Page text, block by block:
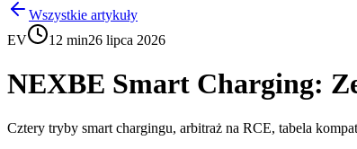
Wszystkie artykuły
EV
12 min26 lipca 2026
NEXBE Smart Charging:
Cztery tryby smart chargingu, arbitraż na RCE, tabela